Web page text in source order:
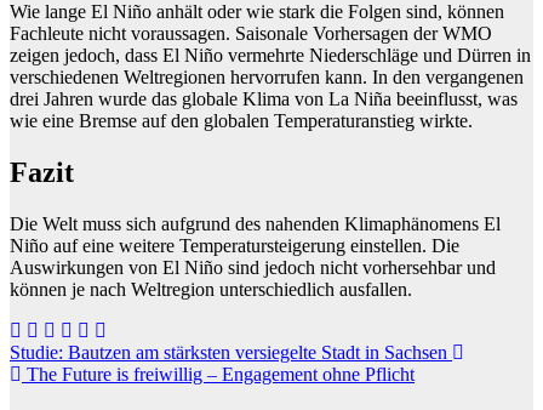
Wie lange El Niño anhält oder wie stark die Folgen sind, können
Fachleute nicht voraussagen. Saisonale Vorhersagen der WMO
zeigen jedoch, dass El Niño vermehrte Niederschläge und Dürren in
verschiedenen Weltregionen hervorrufen kann. In den vergangenen
drei Jahren wurde das globale Klima von La Niña beeinflusst, was
wie eine Bremse auf den globalen Temperaturanstieg wirkte.
Fazit
Die Welt muss sich aufgrund des nahenden Klimaphänomens El
Niño auf eine weitere Temperatursteigerung einstellen. Die
Auswirkungen von El Niño sind jedoch nicht vorhersehbar und
können je nach Weltregion unterschiedlich ausfallen.
Beitragsnavigation
Studie: Bautzen am stärksten versiegelte Stadt in Sachsen
The Future is freiwillig – Engagement ohne Pflicht